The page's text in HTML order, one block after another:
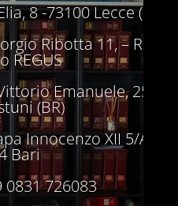
8 -73100 Lecce (LE)
Ribotta 11, – Roma
REGUS
Emanuele, 250 –
(BR)
Innocenzo XII 5/A –
Bari
0831 726083